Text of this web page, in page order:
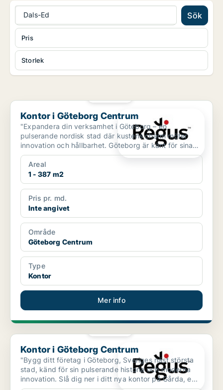
Dals-Ed Sök
Storlek
Pris
Kontor i Göteborg Centrum
Kontor i Göteborg Centrum
"Expandera din verksamhet i Göteborg – en
pulserande nordisk stad där kustens charm möter
innovation och hållbarhet. Göteborg är känt för sina
historiska sta...
Areal
1 - 387 m2
Pris pr. md.
Inte angivet
Område
Göteborg Centrum
Type
Kontor
Mer info
Kontor i Göteborg Centrum
Kontor i Göteborg Centrum
"Bygg ditt företag i Göteborg, Sveriges näst största
stad, känd för sin pulserande historia och moderna
innovation. Slå dig ner i ditt nya kontor på Gårda, e...